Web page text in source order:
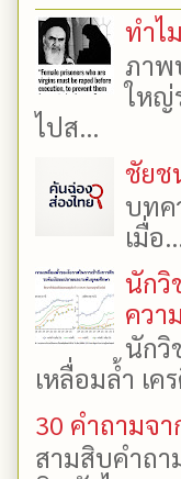
ทำไ
ภาพ
ใหญ่
ไปส...
ชัยช
บทค
เมื่อ
นักวิ
ควา
นักวิ
เหลื่อมล้ำ เ
30 คำถามจา
สามสิบคำถา